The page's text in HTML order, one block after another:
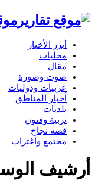
أبرز الأخبار
محليات
مقال
صوت وصورة
عربيات ودوليات
أخبار المناطق
بلديات
تربية وفنون
قصة نجاح
مجتمع واغتراب
أرشيف